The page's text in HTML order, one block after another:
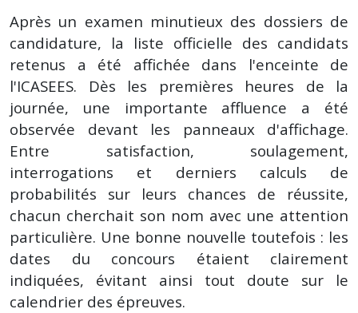
Après un examen minutieux des dossiers de
candidature, la liste officielle des candidats
retenus a été affichée dans l'enceinte de
l'ICASEES. Dès les premières heures de la
journée, une importante affluence a été
observée devant les panneaux d'affichage.
Entre satisfaction, soulagement,
interrogations et derniers calculs de
probabilités sur leurs chances de réussite,
chacun cherchait son nom avec une attention
particulière. Une bonne nouvelle toutefois : les
dates du concours étaient clairement
indiquées, évitant ainsi tout doute sur le
calendrier des épreuves.